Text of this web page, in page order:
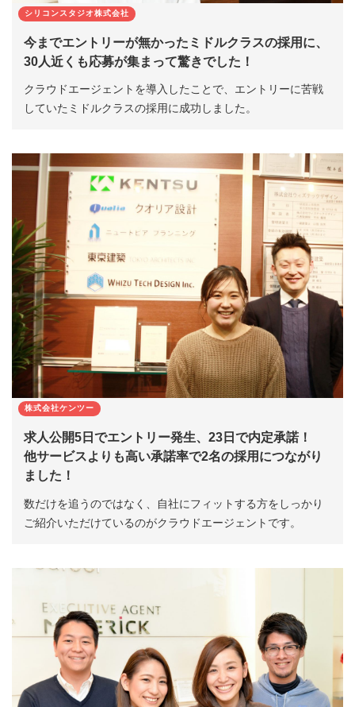
シリコンスタジオ株式会社
今までエントリーが無かったミドルクラスの採用に、
30人近くも応募が集まって驚きでした！
クラウドエージェントを導入したことで、エントリーに苦戦
していたミドルクラスの採用に成功しました。
株式会社ケンツー
求人公開5日でエントリー発生、23日で内定承諾！
他サービスよりも高い承諾率で2名の採用につながり
ました！
数だけを追うのではなく、自社にフィットする方をしっかり
ご紹介いただけているのがクラウドエージェントです。